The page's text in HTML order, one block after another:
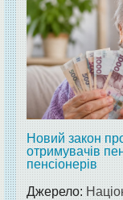
Новий закон
отримувачів
пенсіонерів
Джерело: